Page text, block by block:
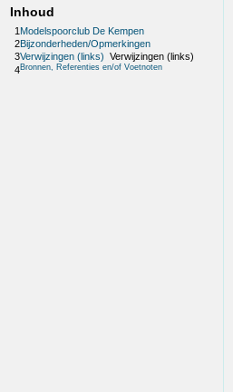
Inhoud
1 Modelspoorclub De Kempen
2Bijzonderheden/Opmerkingen
3Verwijzingen (links) Verwijzingen (links)
4Bronnen, Referenties en/of Voetnoten